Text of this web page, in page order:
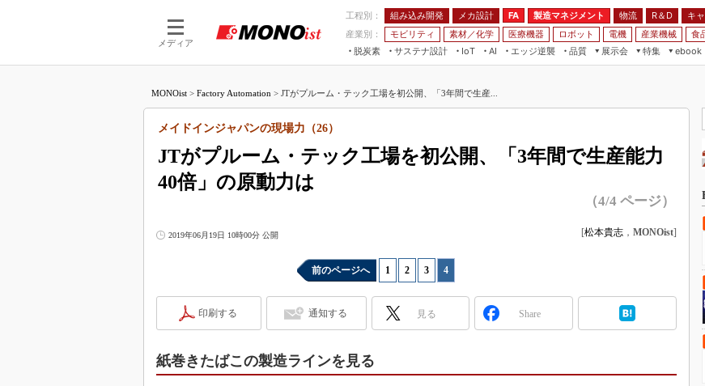
メディア
工程別： 組み込み開発 メカ設計 FA 製造マネジメント 物流 R＆D
キ
産業別：
モビリティ 素材／化学 医療機器 ロボット 電機 産業機械 食
脱炭素
サステナ設計
IoT
つながる工場
つながるサービス
AI
AI×設備保全
エッジ逆襲 品質
展示会
JIMTOF
IIFES
スマート工場EXPO
日本ものづくりワールド
産業オープンネット展
特集
つながるクルマ
VR／AR
フィールドサービス
ISO26262
ebook
FA
モビリティ
MONOist > Factory Automation > JTがプルーム・テック工場を初公開、「3年間で生産...
JTがプルーム・テック工場を初公開、「3年間で生産能力
40倍」の原動力は
メイドインジャパンの現場力（26）
（4/4 ページ）
2019年06月19日 10時00分 公開 [松本貴志 ， MONOist]
前のページへ 1 2 3 4
印刷する 通知する 見る Share
紙巻きたばこの製造ラインを見る